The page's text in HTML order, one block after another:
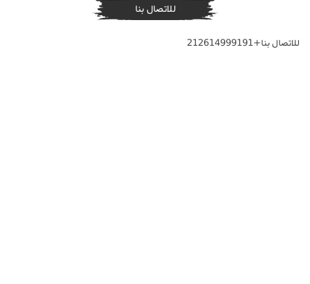
للاتصال بنا
للاتصال بنا+212614999191